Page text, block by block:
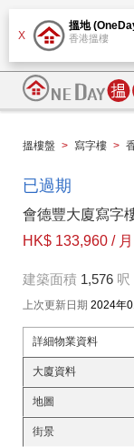
X
搵地
香港搵樓
搵樓盤 > 寫字樓 >
已過期
會德豐大廈寫字
HK$ 133,960 / 月
建築面積 1,576 呎
上次更新日期 2024年
詳細物業資料
大廈資料
地圖
街景